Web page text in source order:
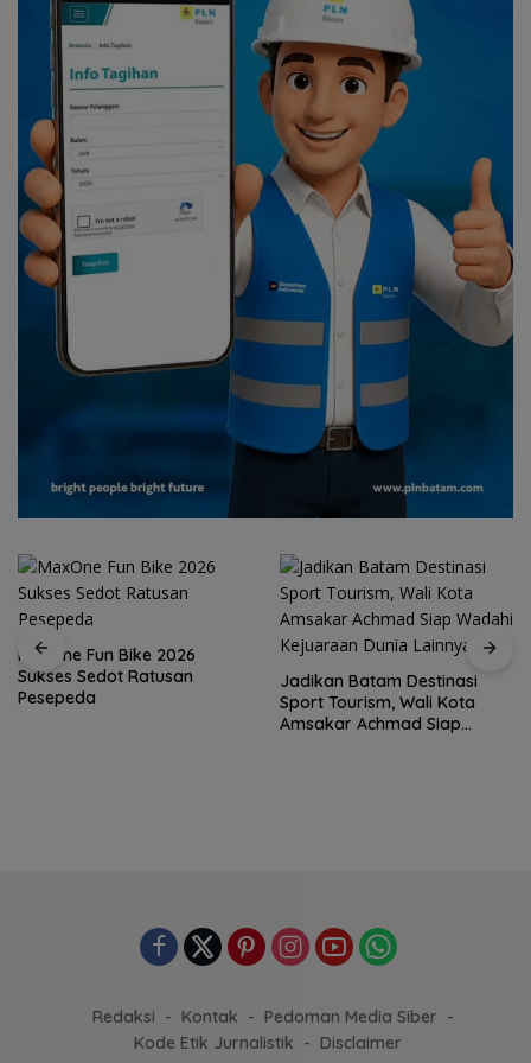
MaxOne Fun Bike 2026
Sukses Sedot Ratusan
Pesepeda
Jadikan Batam Destinasi
Sport Tourism, Wali Kota
Amsakar Achmad Siap
Redaksi Kontak
Pedoman Media Siber
Kode Etik Jurnalistik
Disclaimer